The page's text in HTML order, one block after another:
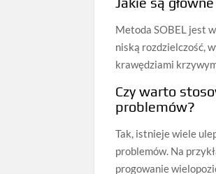
Metoda SOBEL jest
niską rozdzielczość,
krawędziami
Czy warto
problemów?
Tak, istnieje wiele
problemów. Na
progowanie